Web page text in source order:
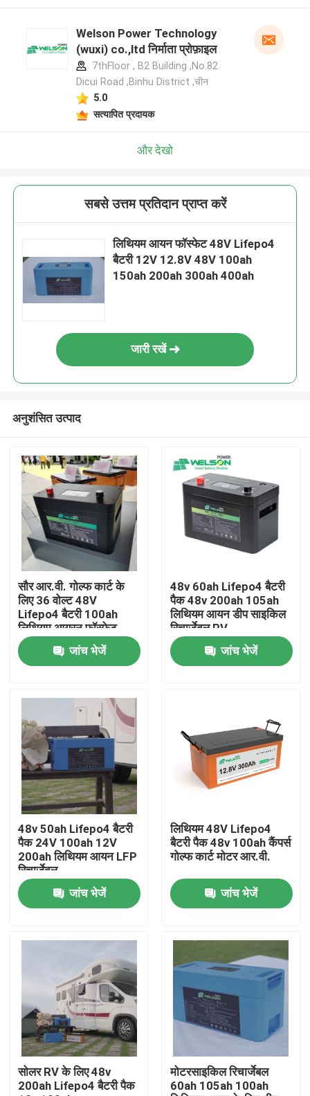
उत्पादों
हमारे बारे में
कारखाना भ्रमण
गुणवत्ता नियंत्रण
एक उद्धरण की विनती करे
LiFePO4 बैटरी सेल
3.2v लाइफपो4 बैटरी
12 वी लाइफपो 4 बैटरी
Welson Power Technology
(wuxi) co.,ltd निर्माता प्रोफ़ाइल
7thFloor , B2 Building ,No.82
Dicui Road ,Binhu District ,चीन
5.0
सत्यापित प्रदायक
और देखो
सबसे उत्तम प्रतिदान प्राप्त करें
लिथियम आयन फॉस्फेट 48V Lifepo4
बैटरी 12V 12.8V 48V 100ah
150ah 200ah 300ah 400ah
जारी रखें
अनुशंसित उत्पाद
सौर आर.वी. गोल्फ कार्ट के
लिए 36 वोल्ट 48V
Lifepo4 बैटरी 100ah
लिथियम आयरन फॉस्फेट
बैटरी
जांच भेजें
48v 60ah Lifepo4 बैटरी
पैक 48v 200ah 105ah
लिथियम आयन डीप साइकिल
रिचार्जेबल RV
जांच भेजें
48v 50ah Lifepo4 बैटरी
पैक 24V 100ah 12V
200ah लिथियम आयन LFP
रिचार्जेबल
जांच भेजें
लिथियम 48V Lifepo4
बैटरी पैक 48v 100ah कैंपर्स
गोल्फ कार्ट मोटर आर.वी.
जांच भेजें
सोलर RV के लिए 48v
200ah Lifepo4 बैटरी पैक
मोटरसाइकिल रिचार्जेबल
60ah 105ah 100ah